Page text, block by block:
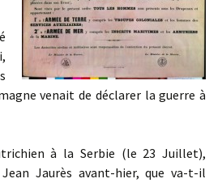
venait de déclarer la guerre à
à la Serbie (le 23 Juillet),
Jean Jaurès avant-hier, que va-t-il